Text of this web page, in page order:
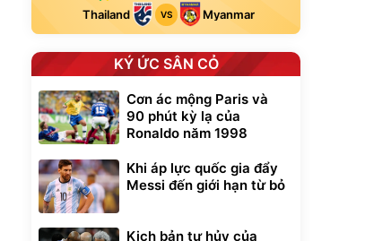
Thailand VS Myanmar
KÝ ỨC SÂN CỎ
Cơn ác mộng Paris và
90 phút kỳ lạ của
Ronaldo năm 1998
Khi áp lực quốc gia đẩy
Messi đến giới hạn từ bỏ
Kịch bản tự hủy của